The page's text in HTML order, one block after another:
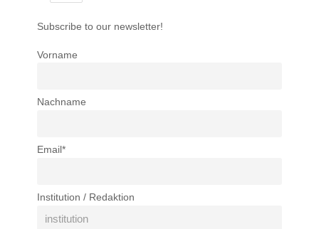
Subscribe to our newsletter!
Vorname
Nachname
Email*
Institution / Redaktion